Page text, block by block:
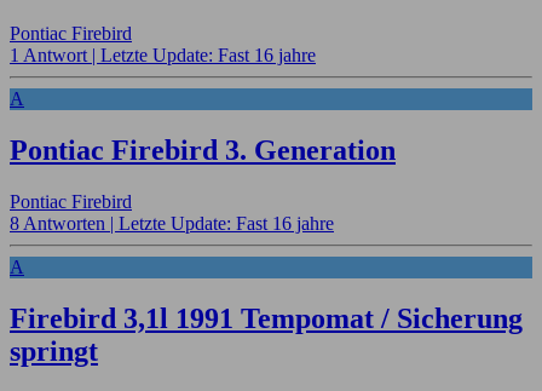
Pontiac Firebird
1 Antwort | Letzte Update: Fast 16 jahre
A
Pontiac Firebird 3. Generation
Pontiac Firebird
8 Antworten | Letzte Update: Fast 16 jahre
A
Firebird 3,1l 1991 Tempomat / Sicherung
springt